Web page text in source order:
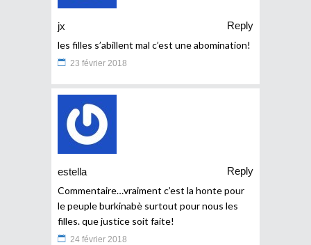
jx
Reply
les filles s’abillent mal c’est une abomination!
23 février 2018
estella
Reply
Commentaire…vraiment c’est la honte pour
le peuple burkinabè surtout pour nous les
filles. que justice soit faite!
24 février 2018